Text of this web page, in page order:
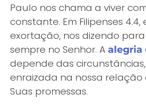
Paulo nos chama a viver
constante. Em Filipenses
exortação, nos dizendo
sempre no Senhor. A alegria
depende das
enraizada na nossa relação
Suas promessas.